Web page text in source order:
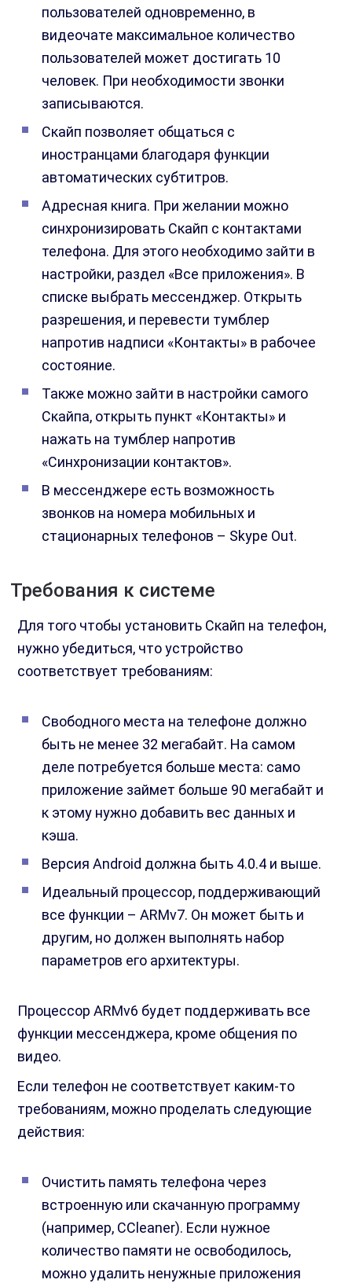
пользователей одновременно, в
видеочате максимальное количество
пользователей может достигать 10
человек. При необходимости звонки
записываются.
Скайп позволяет общаться с
иностранцами благодаря функции
автоматических субтитров.
Адресная книга. При желании можно
синхронизировать Скайп с контактами
телефона. Для этого необходимо зайти в
настройки, раздел «Все приложения». В
списке выбрать мессенджер. Открыть
разрешения, и перевести тумблер
напротив надписи «Контакты» в рабочее
состояние.
Также можно зайти в настройки самого
Скайпа, открыть пункт «Контакты» и
нажать на тумблер напротив
«Синхронизации контактов».
В мессенджере есть возможность
звонков на номера мобильных и
стационарных телефонов – Skype Out.
Требования к системе
Для того чтобы установить Скайп на телефон,
нужно убедиться, что устройство
соответствует требованиям:
Свободного места на телефоне должно
быть не менее 32 мегабайт. На самом
деле потребуется больше места: само
приложение займет больше 90 мегабайт и
к этому нужно добавить вес данных и
кэша.
Версия Android должна быть 4.0.4 и выше.
Идеальный процессор, поддерживающий
все функции – ARMv7. Он может быть и
другим, но должен выполнять набор
параметров его архитектуры.
Процессор ARMv6 будет поддерживать все
функции мессенджера, кроме общения по
видео.
Если телефон не соответствует каким-то
требованиям, можно проделать следующие
действия:
Очистить память телефона через
встроенную или скачанную программу
(например, CCleaner). Если нужное
количество памяти не освободилось,
можно удалить ненужные приложения